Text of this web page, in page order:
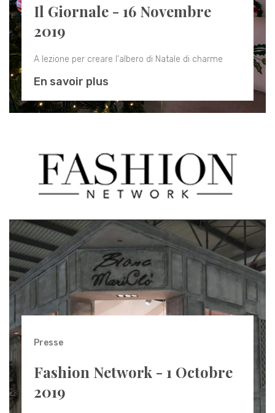
Il Giornale - 16 Novembre
2019
A lezione per creare l'albero di Natale di charme
En savoir plus
Presse
Fashion Network - 1 Octobre
2019